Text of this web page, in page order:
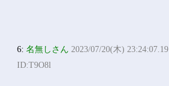
6:名無しさん 2023/07/20(木) 23:24:07.19
ID:T9O8l